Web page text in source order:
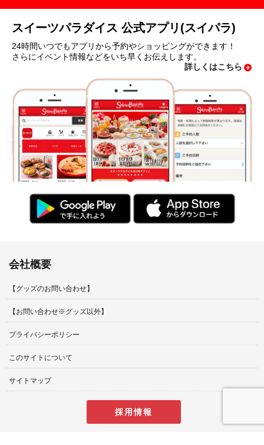
スイーツパラダイス 公式アプリ(スイパラ)
24時間いつでもアプリから予約やショッピングができます！
さらにイベント情報などをいち早くお伝えします。
詳しくはこちら
会社概要
【グッズのお問い合わせ】
【お問い合わせ※グッズ以外】
プライバシーポリシー
このサイトについて
サイトマップ
採用情報